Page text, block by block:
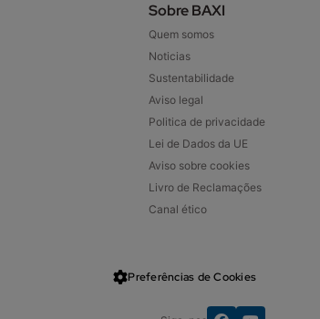
Sobre BAXI
Quem somos
Noticias
Sustentabilidade
Aviso legal
Politica de privacidade
Lei de Dados da UE
Aviso sobre cookies
Livro de Reclamações
Canal ético
Preferências de Cookies